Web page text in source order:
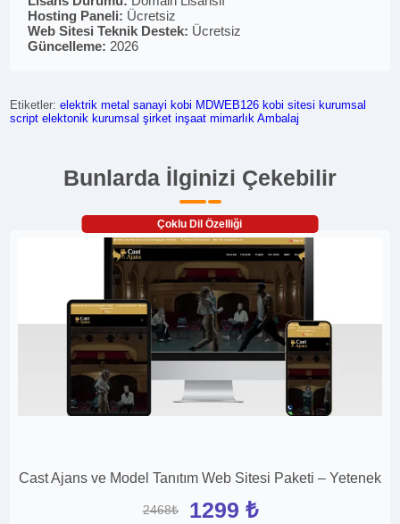
Hosting Paneli: Ücretsiz
Web Sitesi Teknik Destek: Ücretsiz
Güncelleme: 2026
Etiketler:elektrik metal sanayi kobi MDWEB126 kobi sitesi kurumsal
script elektonik kurumsal şirket inşaat mimarlık Ambalaj
Bunlarda İlginizi Çekebilir
Çoklu Dil Özelliği
Cast Ajans ve Model Tanıtım Web Sitesi Paketi – Yetenek
2468₺ 1299 ₺